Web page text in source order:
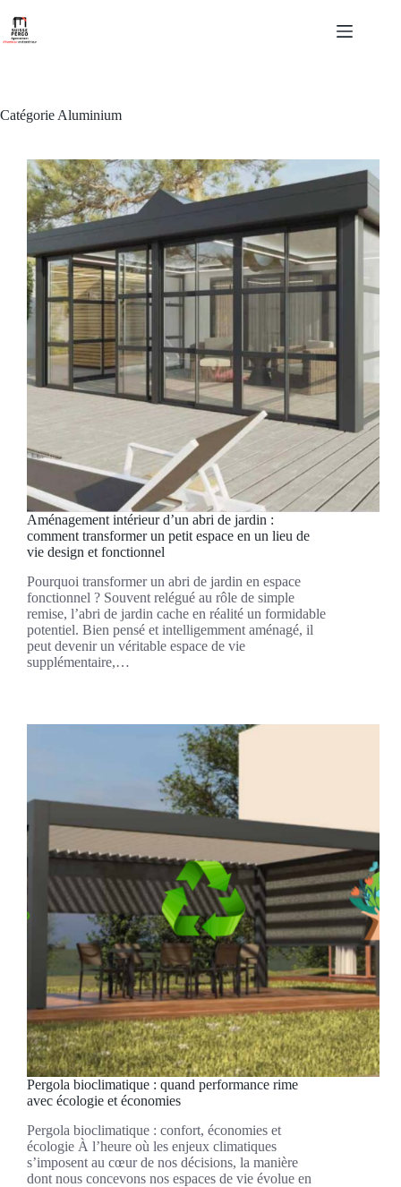
contenu
Catégorie Aluminium
Aménagement intérieur d’un abri de jardin :
comment transformer un petit espace en un lieu de
vie design et fonctionnel
Pourquoi transformer un abri de jardin en espace
fonctionnel ? Souvent relégué au rôle de simple
remise, l’abri de jardin cache en réalité un formidable
potentiel. Bien pensé et intelligemment aménagé, il
peut devenir un véritable espace de vie
supplémentaire,…
Pergola bioclimatique : quand performance rime
avec écologie et économies
Pergola bioclimatique : confort, économies et
écologie À l’heure où les enjeux climatiques
s’imposent au cœur de nos décisions, la manière
dont nous concevons nos espaces de vie évolue en